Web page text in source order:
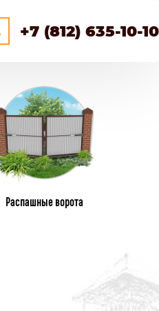
+7 (812) 635-10-10
Распашные ворота